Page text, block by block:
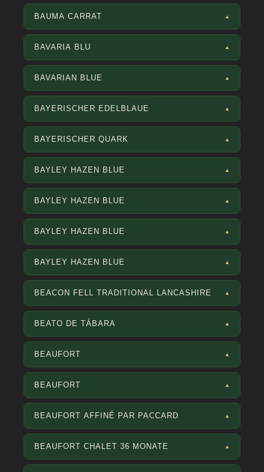
BAUMA CARRAT ▲
BAVARIA BLU ▲
BAVARIAN BLUE ▲
BAYERISCHER EDELBLAUE ▲
BAYERISCHER QUARK ▲
BAYLEY HAZEN BLUE ▲
BAYLEY HAZEN BLUE ▲
BAYLEY HAZEN BLUE ▲
BAYLEY HAZEN BLUE ▲
BEACON FELL TRADITIONAL LANCASHIRE ▲
BEATO DE TÁBARA ▲
BEAUFORT ▲
BEAUFORT ▲
BEAUFORT AFFINÉ PAR PACCARD ▲
BEAUFORT CHALET 36 MONATE ▲